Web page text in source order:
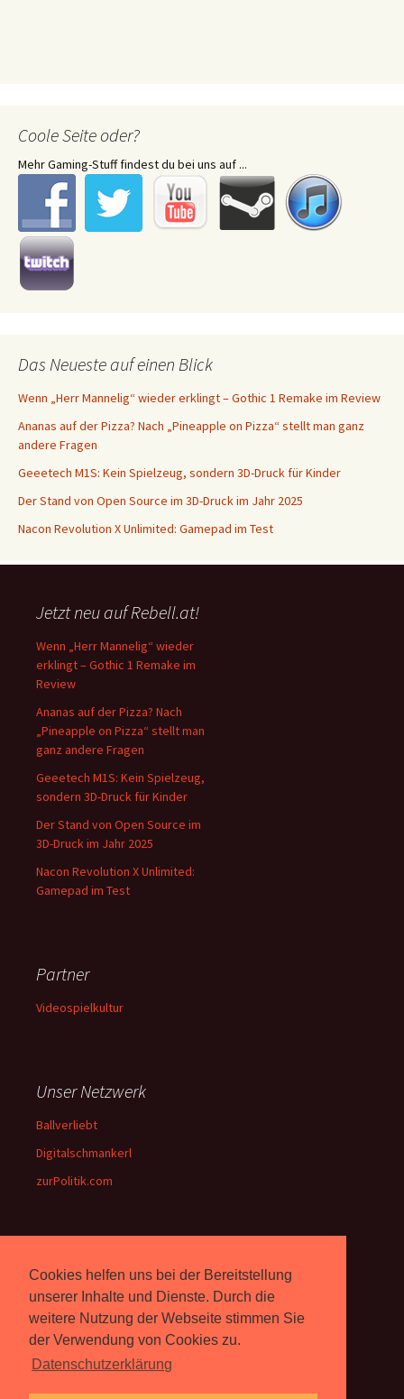
Cookies helfen uns bei der Bereitstellung
unserer Inhalte und Dienste. Durch die
weitere Nutzung der Webseite stimmen Sie
der Verwendung von Cookies zu.
Datenschutzerklärung
Coole Seite oder?
Mehr Gaming-Stuff findest du bei uns auf ...
Das Neueste auf einen Blick
Wenn „Herr Mannelig“ wieder erklingt – Gothic 1 Remake im Review
Ananas auf der Pizza? Nach „Pineapple on Pizza“ stellt man ganz
andere Fragen
Geeetech M1S: Kein Spielzeug, sondern 3D-Druck für Kinder
Der Stand von Open Source im 3D-Druck im Jahr 2025
Nacon Revolution X Unlimited: Gamepad im Test
Jetzt neu auf Rebell.at!
Wenn „Herr Mannelig“ wieder
erklingt – Gothic 1 Remake im
Review
Ananas auf der Pizza? Nach
„Pineapple on Pizza“ stellt man
ganz andere Fragen
Geeetech M1S: Kein Spielzeug,
sondern 3D-Druck für Kinder
Der Stand von Open Source im
3D-Druck im Jahr 2025
Nacon Revolution X Unlimited:
Gamepad im Test
Partner
Videospielkultur
Unser Netzwerk
Ballverliebt
Digitalschmankerl
zurPolitik.com
Über Uns
Rebell.atberichtet seit 2003
unabhängig über Computer-
und Videospiele. ( Impressum )